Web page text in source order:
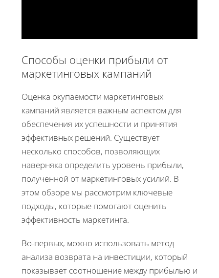
Способы оценки прибыли от
маркетинговых кампаний
Оценка окупаемости маркетинговых
кампаний является важным аспектом для
обеспечения их успешности и принятия
эффективных решений. Существует
несколько способов, позволяющих
наверняка определить уровень прибыли,
полученной от маркетинговых усилий. В
этом обзоре мы рассмотрим ключевые
подходы, которые помогают оценить
эффективность маркетинга.
Во-первых, можно использовать метод
анализа возврата на инвестиции, который
показывает соотношение между прибылью и